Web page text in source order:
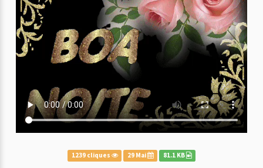
1239 cliques 29 Mai 81.1 KB